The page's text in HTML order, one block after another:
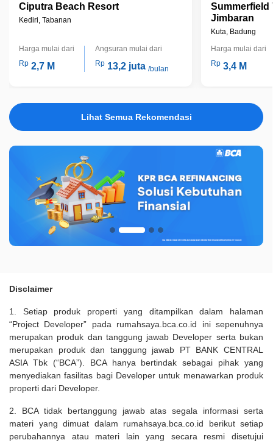
Ciputra Beach Resort
Kediri, Tabanan
Harga mulai dari
Rp 2,7 M
Angsuran mulai dari
Rp 13,2 juta /bulan
Summerfield
Jimbaran
Kuta, Badung
Harga mulai dari
Rp 3,4 M
Lihat Semua Rekomendasi
Disclaimer
1. Setiap produk properti yang ditampilkan dalam halaman
“Project Developer” pada rumahsaya.bca.co.id ini sepenuhnya
merupakan produk dan tanggung jawab Developer serta bukan
merupakan produk dan tanggung jawab PT BANK CENTRAL
ASIA Tbk (“BCA”). BCA hanya bertindak sebagai pihak yang
menyediakan fasilitas bagi Developer untuk menawarkan produk
properti dari Developer.
2. BCA tidak bertanggung jawab atas segala informasi serta
materi yang dimuat dalam rumahsaya.bca.co.id berikut setiap
perubahannya atau materi lain yang secara resmi disetujui